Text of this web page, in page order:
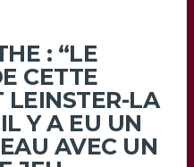
: “LE
CETTE
LEINSTER-LA
Y A EU UN
AVEC UN